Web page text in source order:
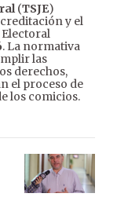
(TSJE)
y el
. La normativa
las
derechos,
el proceso de
los comicios.